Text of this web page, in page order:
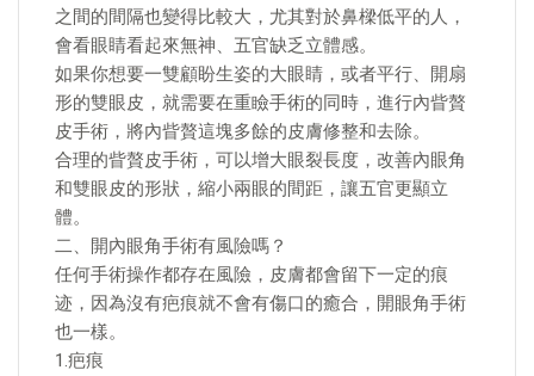
之間的間隔也變得比較大，尤其對於鼻樑低平的人，
會看眼睛看起來無神、五官缺乏立體感。
如果你想要一雙顧盼生姿的大眼睛，或者平行、開扇
形的雙眼皮，就需要在重瞼手術的同時，進行內眥贅
皮手術，將內眥贅這塊多餘的皮膚修整和去除。
合理的眥贅皮手術，可以增大眼裂長度，改善內眼角
和雙眼皮的形狀，縮小兩眼的間距，讓五官更顯立
體。
二、開內眼角手術有風險嗎？
任何手術操作都存在風險，皮膚都會留下一定的痕
迹，因為沒有疤痕就不會有傷口的癒合，開眼角手術
也一樣。
1.疤痕